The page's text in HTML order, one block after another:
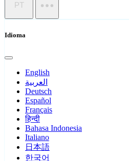
PT
Idioma
English
العربية
Deutsch
Español
Français
हिन्दी
Bahasa Indonesia
Italiano
日本語
한국어